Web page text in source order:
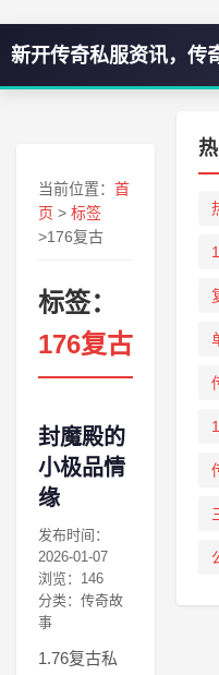
新开传奇私服资讯，传
当前位置： 首
页 > 标签
>176复古
标签：
176复古
封魔殿的
小极品情
缘
发布时间：
2026-01-07
浏览：146
分类：传奇故
事
1.76复古私